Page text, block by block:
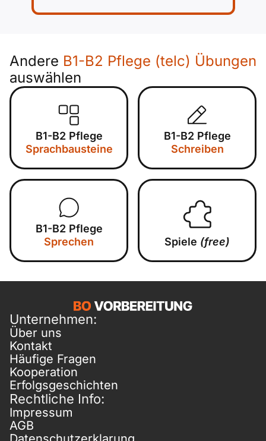
Andere B1-B2 Pflege (telc) Übungen
auswählen
B1-B2 Pflege
Sprachbausteine
B1-B2 Pflege
Schreiben
B1-B2 Pflege
Sprechen
Spiele (free)
Unternehmen:
Über uns
Kontakt
Häufige Fragen
Kooperation
Erfolgsgeschichten
Rechtliche Info:
Impressum
AGB